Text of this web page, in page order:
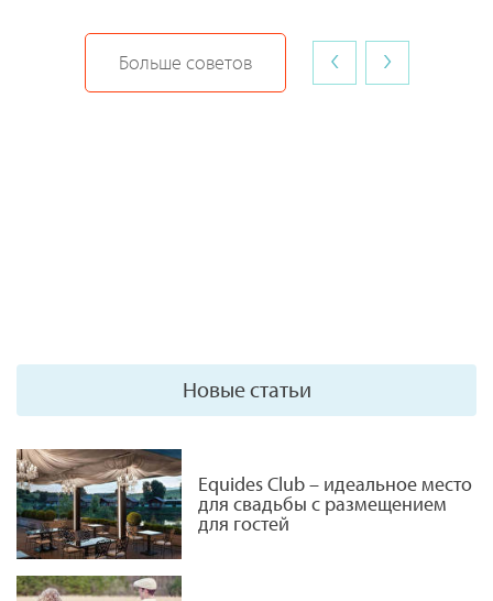
Больше советов ‹ ›
Новые статьи
Equides Club – идеальное место
для свадьбы с размещением
для гостей